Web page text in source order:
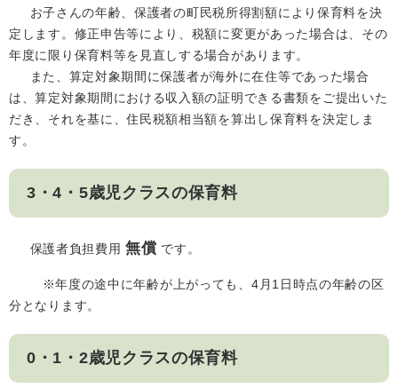
お子さんの年齢、保護者の町民税所得割額により保育料を決
定します。修正申告等により、税額に変更があった場合は、その
年度に限り保育料等を見直しする場合があります。
また、算定対象期間に保護者が海外に在住等であった場合
は、算定対象期間における収入額の証明できる書類をご提出いた
だき、それを基に、住民税額相当額を算出し保育料を決定しま
す。
3・4・5歳児クラスの保育料
保護者負担費用無償 です。
※年度の途中に年齢が上がっても、4月1日時点の年齢の区
分となります。
0・1・2歳児クラスの保育料